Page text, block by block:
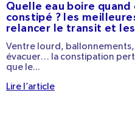
Quelle eau boire quand
constipé ? les
relancer le transit et
Ventre lourd, ballonnements,
évacuer… la constipation
que le...
Lire l’article